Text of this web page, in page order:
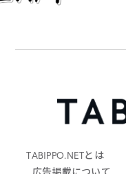
TABIPPO.NETとは